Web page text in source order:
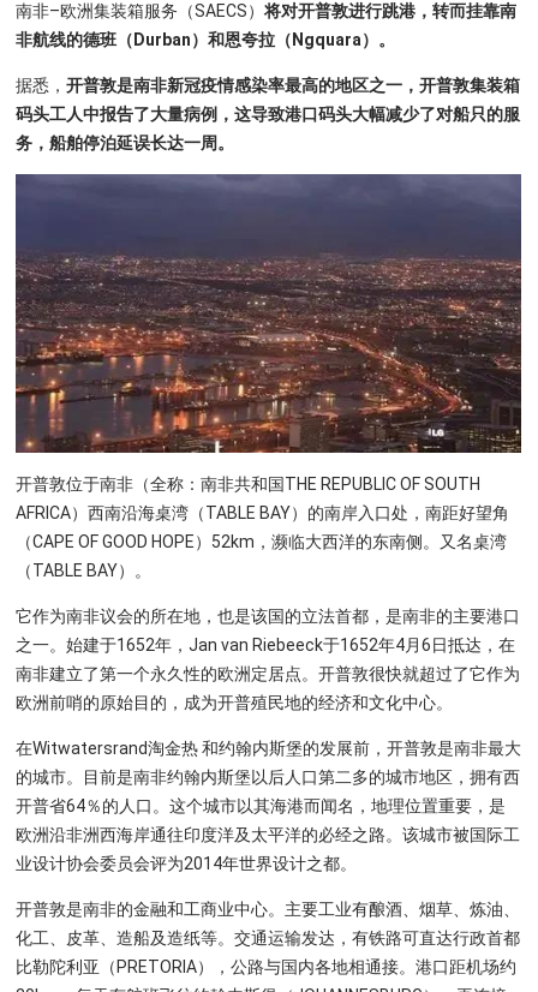
南非–欧洲集装箱服务（SAECS）将对开普敦进行跳港，转而挂靠南
非航线的德班（Durban）和恩夸拉（Ngquara）。
据悉，开普敦是南非新冠疫情感染率最高的地区之一，开普敦集装箱
码头工人中报告了大量病例，这导致港口码头大幅减少了对船只的服
务，船舶停泊延误长达一周。
开普敦位于南非（全称：南非共和国THE REPUBLIC OF SOUTH
AFRICA）西南沿海桌湾（TABLE BAY）的南岸入口处，南距好望角
（CAPE OF GOOD HOPE）52km，濒临大西洋的东南侧。又名桌湾
（TABLE BAY）。
它作为南非议会的所在地，也是该国的立法首都，是南非的主要港口
之一。始建于1652年，Jan van Riebeeck于1652年4月6日抵达，在
南非建立了第一个永久性的欧洲定居点。开普敦很快就超过了它作为
欧洲前哨的原始目的，成为开普殖民地的经济和文化中心。
在Witwatersrand淘金热 和约翰内斯堡的发展前，开普敦是南非最大
的城市。目前是南非约翰内斯堡以后人口第二多的城市地区，拥有西
开普省64％的人口。这个城市以其海港而闻名，地理位置重要，是
欧洲沿非洲西海岸通往印度洋及太平洋的必经之路。该城市被国际工
业设计协会委员会评为2014年世界设计之都。
开普敦是南非的金融和工商业中心。主要工业有酿酒、烟草、炼油、
化工、皮革、造船及造纸等。交通运输发达，有铁路可直达行政首都
比勒陀利亚（PRETORIA），公路与国内各地相通接。港口距机场约